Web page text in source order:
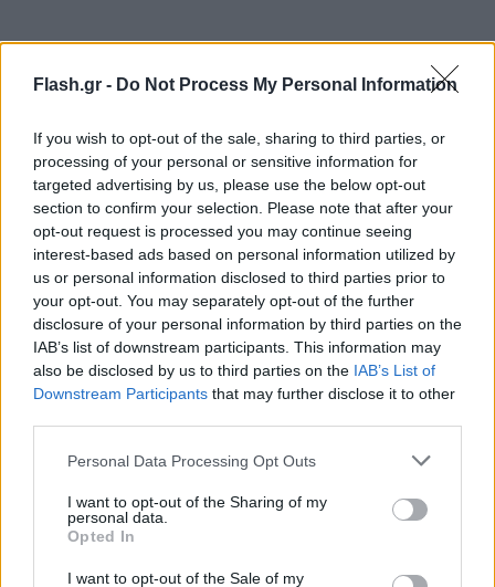
Flash.gr - Do Not Process My Personal Information
If you wish to opt-out of the sale, sharing to third parties, or
processing of your personal or sensitive information for
targeted advertising by us, please use the below opt-out
section to confirm your selection. Please note that after your
opt-out request is processed you may continue seeing
interest-based ads based on personal information utilized by
us or personal information disclosed to third parties prior to
your opt-out. You may separately opt-out of the further
disclosure of your personal information by third parties on the
IAB’s list of downstream participants. This information may
also be disclosed by us to third parties on the IAB’s List of
Downstream Participants that may further disclose it to other
Please note that this website/app uses one or more Google
not limited to your visit or usage behaviour. You may click to
grant or deny consent to Google and its third-party tags to
use your data for below specified purposes in below Google
consent section.
Personal Data Processing Opt Outs
I want to opt-out of the Sharing of my
personal data.
Opted In
I want to opt-out of the Sale of my
FLASH FOCUS